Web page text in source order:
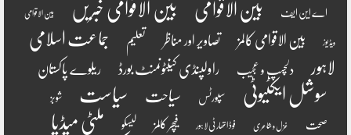
اے این ایف بین الاقوامی بین الاقوامی خبریں بین الاقوامی
ویڈیوز بین الاقوامی کالمز تصاویر اور مناظر تعلیم
جماعت اسلامی
لاہور
دلچسپ و عجیب راولپنڈی کینٹونمنٹ بورڈ ریلوے پاکستان
سوشل ایکٹیوٹی سپورٹس سیاحت سیاست شوبز
صحت غزل و شاعری فوڈ اتھارٹی لاہور فیچر کالمز لیسکو ملٹی میڈیا